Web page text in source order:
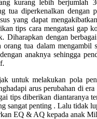
kurang lebih berjumlah
tua diperkenalkan dengan
yang dapat
tips cara mengatasi gap
Diharapkan dengan
orang tua dalam mengambil
anaknya sehingga
untuk melakukan pola
arus perubahan di
tips diberikan diantaranya
sangat penting . Lalu tidak
EQ & AQ kepada anak